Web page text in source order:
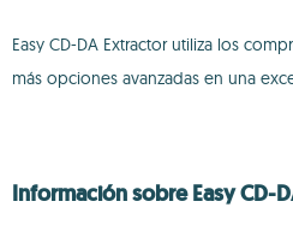
Easy CD-DA Extractor utiliza los
más opciones avanzadas en una
Información sobre Easy CD-